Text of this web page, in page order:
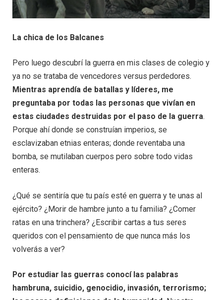
La chica de los Balcanes
Pero luego descubrí la guerra en mis clases de colegio y
ya no se trataba de vencedores versus perdedores.
Mientras aprendía de batallas y líderes, me
preguntaba por todas las personas que vivían en
estas ciudades destruidas por el paso de la guerra.
Porque ahí donde se construían imperios, se
esclavizaban etnias enteras; donde reventaba una
bomba, se mutilaban cuerpos pero sobre todo vidas
enteras.
¿Qué se sentiría que tu país esté en guerra y te unas al
ejército? ¿Morir de hambre junto a tu familia? ¿Comer
ratas en una trinchera? ¿Escribir cartas a tus seres
queridos con el pensamiento de que nunca más los
volverás a ver?
Por estudiar las guerras conocí las palabras
hambruna, suicidio, genocidio, invasión, terrorismo;